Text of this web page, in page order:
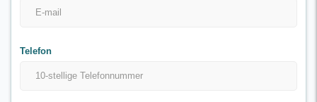
Telefon